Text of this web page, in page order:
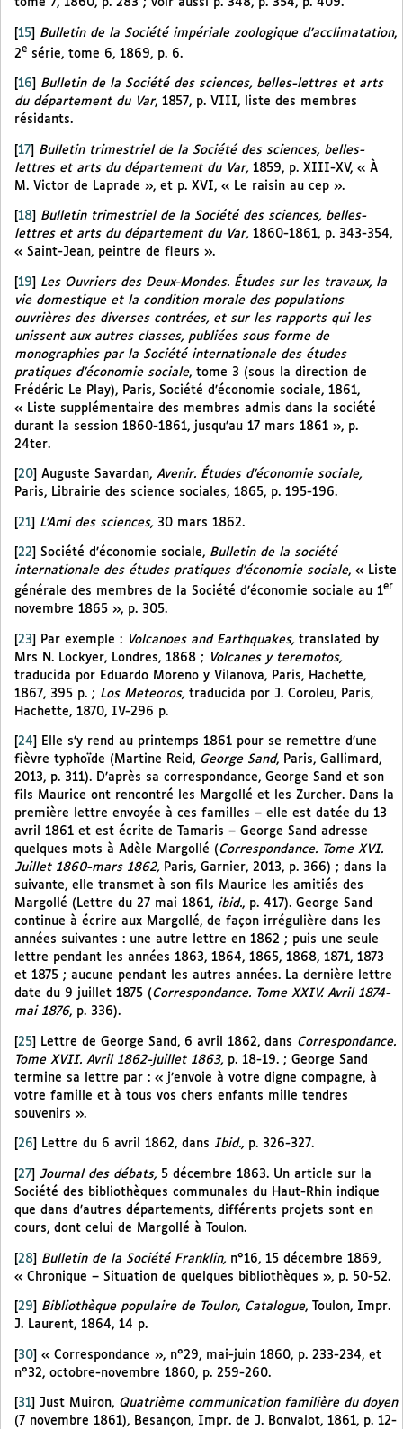
tome 7, 1860, p. 283 ; voir aussi p. 348, p. 354, p. 409.
[15] Bulletin de la Société impériale zoologique d’acclimatation,
2e série, tome 6, 1869, p. 6.
16
Bulletin de la Société des sciences, belles-lettres et arts
du département du Var, 1857, p. VIII, liste des membres
résidants.
[17] Bulletin trimestriel de la Société des sciences, belles-
lettres et arts du département du Var, 1859, p. XIII-XV, « À
M. Victor de Laprade », et p. XVI, « Le raisin au cep ».
18
Bulletin trimestriel de la Société des sciences, belles-
lettres et arts du département du Var, 1860-1861, p. 343-354,
« Saint-Jean, peintre de fleurs ».
[19] Les Ouvriers des Deux-Mondes. Études sur les travaux, la
vie domestique et la condition morale des populations
ouvrières des diverses contrées, et sur les rapports qui les
unissent aux autres classes, publiées sous forme de
monographies par la Société internationale des études
pratiques d’économie sociale, tome 3 (sous la direction de
Frédéric Le Play), Paris, Société d’économie sociale, 1861,
« Liste supplémentaire des membres admis dans la société
durant la session 1860-1861, jusqu’au 17 mars 1861 », p.
24ter.
20 Auguste Savardan, Avenir. Études d’économie sociale,
Paris, Librairie des science sociales, 1865, p. 195-196.
[21] L’Ami des sciences, 30 mars 1862.
22 Société d’économie sociale, Bulletin de la société
internationale des études pratiques d’économie sociale, « Liste
générale des membres de la Société d’économie sociale au 1er
novembre 1865 », p. 305.
[23] Par exemple : Volcanoes and Earthquakes, translated by
Mrs N. Lockyer, Londres, 1868 ;
Volcanes y teremotos,
traducida por Eduardo Moreno y Vilanova, Paris, Hachette,
1867, 395 p. ; Los Meteoros, traducida por J. Coroleu, Paris,
Hachette, 1870, IV-296 p.
24
Elle s’y rend au printemps 1861 pour se remettre d’une
fièvre typhoïde (Martine Reid, George Sand, Paris, Gallimard,
2013, p. 311). D’après sa correspondance, George Sand et son
fils Maurice ont rencontré les Margollé et les Zurcher. Dans la
première lettre envoyée à ces familles – elle est datée du 13
avril 1861 et est écrite de Tamaris – George Sand adresse
quelques mots à Adèle Margollé (Correspondance. Tome XVI.
Juillet 1860-mars 1862, Paris, Garnier, 2013, p. 366) ; dans la
suivante, elle transmet à son fils Maurice les amitiés des
Margollé (Lettre du 27 mai 1861, ibid., p. 417). George Sand
continue à écrire aux Margollé, de façon irrégulière dans les
années suivantes : une autre lettre en 1862 ; puis une seule
lettre pendant les années 1863, 1864, 1865, 1868, 1871, 1873
et 1875 ; aucune pendant les autres années. La dernière lettre
date du 9 juillet 1875 (Correspondance. Tome XXIV. Avril 1874-
mai 1876, p. 336).
[25] Lettre de George Sand, 6 avril 1862, dans Correspondance.
Tome XVII. Avril 1862-juillet 1863, p. 18-19. ; George Sand
termine sa lettre par : « j’envoie à votre digne compagne, à
votre famille et à tous vos chers enfants mille tendres
souvenirs ».
26 Lettre du 6 avril 1862, dans Ibid., p. 326-327.
27 Journal des débats, 5 décembre 1863. Un article sur la
Société des bibliothèques communales du Haut-Rhin indique
que dans d’autres départements, différents projets sont en
cours, dont celui de Margollé à Toulon.
[28] Bulletin de la Société Franklin, n°16, 15 décembre 1869,
« Chronique – Situation de quelques bibliothèques », p. 50-52.
29 Bibliothèque populaire de Toulon, Catalogue, Toulon, Impr.
J. Laurent, 1864, 14 p.
[30] « Correspondance », n°29, mai-juin 1860, p. 233-234, et
n°32, octobre-novembre 1860, p. 259-260.
31 Just Muiron, Quatrième communication familière du doyen
(7 novembre 1861), Besançon, Impr. de J. Bonvalot, 1861, p. 12-